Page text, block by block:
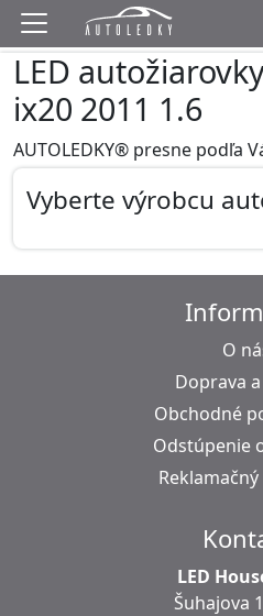
LED
ix20 2011 1.6
AUTOLEDKY® presne podľa
Vyberte výrobcu
O
Doprava
Obchodné
Odstúpenie
LED
Šuhajova